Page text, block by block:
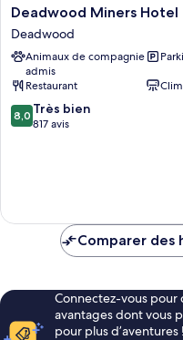
Deadwood
Miners
Hotel
Deadwood
Deadwood Miners Hotel
Deadwood
Animaux de compagnie
admis
Restaurant
8.0
sur
8,0 Très bien
817 avis
Comparer des
Connectez-vous pour
avantages dont vous
pour plus d’aventures !